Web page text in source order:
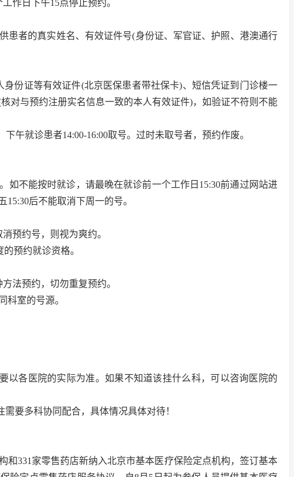
作日下午15点停止预约。
患者的真实姓名、有效证件号(身份证、军官证、护照、港澳通行
份证等有效证件(北京医保患者带社保卡)、短信凭证到门诊楼一
对与预约注册实名信息一致的本人有效证件)，如验证不符则不能
午就诊患者14:00-16:00取号。过时未取号者，预约作废。
如不能按时就诊，请最晚在就诊前一个工作日15:30前通过网站进
后不能取消下周一的号。
预约号，则视为爽约。
预约就诊资格。
法预约，切勿重复预约。
科室的号源。
以各医院的实际为准。如果不知道该挂什么科，可以咨询医院的
要多科协同配合，具体情况具体对待！
和331家零售药店新纳入北京市基本医疗保险定点机构，签订基本